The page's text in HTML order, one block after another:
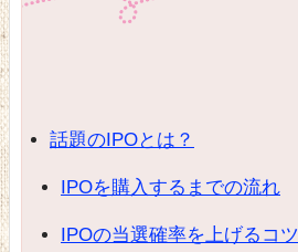
話題のIPOとは？
IPOを購入するまでの流れ
IPOの当選確率を上げるコツ